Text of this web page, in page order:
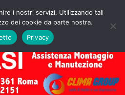
MENU
i nostri servizi. Utilizzando tali
dei cookie da parte nostra.
Privacy